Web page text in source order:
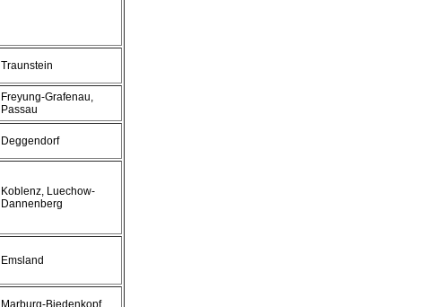
Traunstein
Freyung-Grafenau,
Passau
Deggendorf
Koblenz, Luechow-
Dannenberg
Emsland
Marburg-Biedenkopf